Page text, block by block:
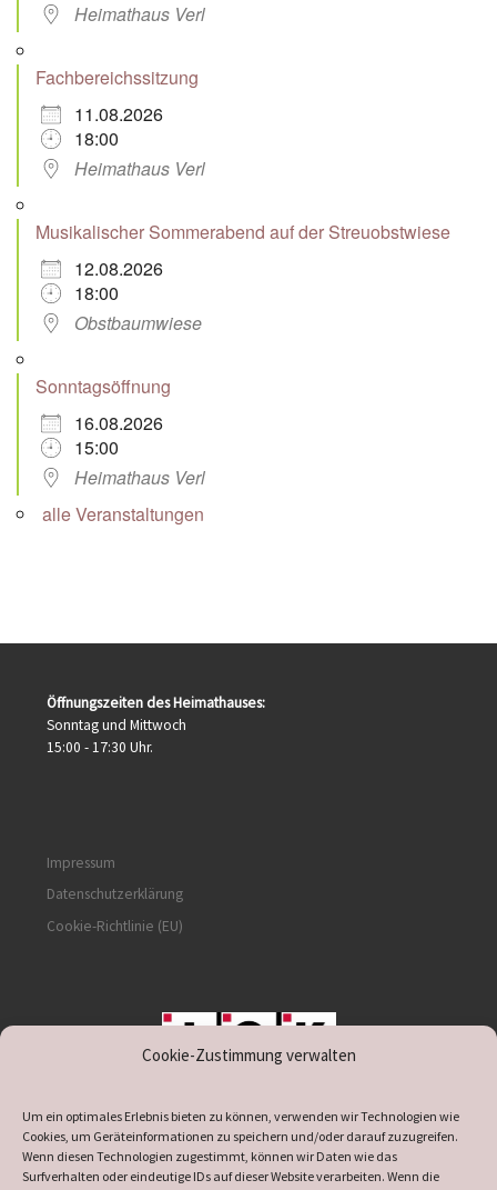
Cookie-Zustimmung verwalten
Um ein optimales Erlebnis bieten zu können, verwenden wir Technologien wie
Cookies, um Geräteinformationen zu speichern und/oder darauf zuzugreifen.
Wenn diesen Technologien zugestimmt, können wir Daten wie das
Surfverhalten oder eindeutige IDs auf dieser Website verarbeiten. Wenn die
Heimathaus Verl
Fachbereichssitzung
11.08.2026
18:00
Heimathaus Verl
Musikalischer Sommerabend auf der Streuobstwiese
12.08.2026
18:00
Obstbaumwiese
Sonntagsöffnung
16.08.2026
15:00
Heimathaus Verl
alle Veranstaltungen
Öffnungszeiten des Heimathauses:
Sonntag und Mittwoch
15:00 - 17:30 Uhr.
Impressum
Datenschutzerklärung
Cookie-Richtlinie (EU)